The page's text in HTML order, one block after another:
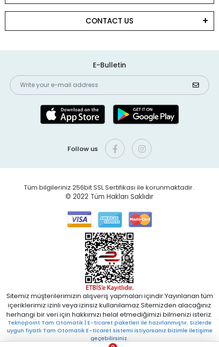
CONTACT US
E-Bulletin
Follow us
Tüm bilgileriniz 256bit SSL Sertifikası ile korunmaktadır.
© 2022 Tüm Hakları Saklıdır
Sitemiz müşterilerimizin alışveriş yapmaları içindir.Yayınlanan tüm
içeriklerimiz izinli veya izinsiz kullanılamaz.Sitemizden alacağınız
herhangi bir veri için hakkımızı helal etmediğimizi bilmenizi isteriz.
Teknopoint Tam Otomatik | E-ticaret paketleri ile hazırlanmıştır. Sizlerde
uygun fiyatlı Tam Otomatik E-ticaret sistemi istiyorsanız bizimle iletişime
geçebilirsiniz.